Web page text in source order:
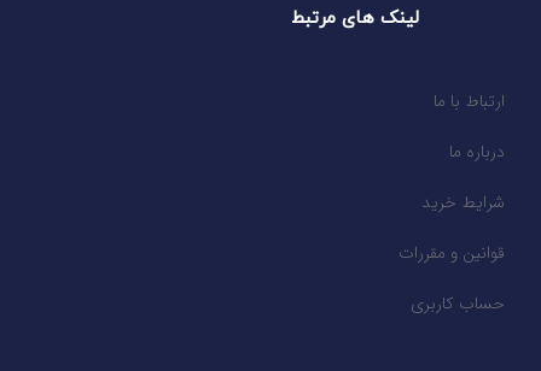
لینک های مرتبط
ارتباط با ما
درباره ما
شرایط خرید
قوانین و مقررات
حساب کاربری